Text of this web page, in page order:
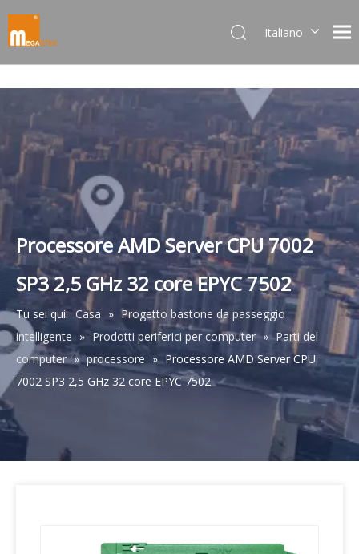
Italiano
한국어
日本語
Deutsch
Português
Español
Français
简体中文
English
Processore AMD Server CPU 7002
SP3 2,5 GHz 32 core EPYC 7502
Tu sei qui: Casa » Progetto bastone da passeggio
intelligente » Prodotti periferici per computer » Parti del
computer » processore » Processore AMD Server CPU
7002 SP3 2,5 GHz 32 core EPYC 7502